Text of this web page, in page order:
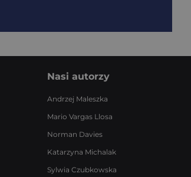
Nasi autorzy
Andrzej Maleszka
Mario Vargas Llosa
Norman Davies
Katarzyna Michalak
Sylwia Czubkowska